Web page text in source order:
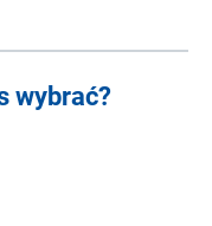
wybrać?